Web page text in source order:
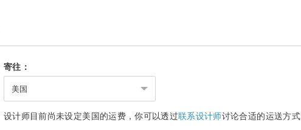
寄往：
美国
设计师目前尚未设定美国的运费，你可以透过联系设计师讨论合适的运送方式